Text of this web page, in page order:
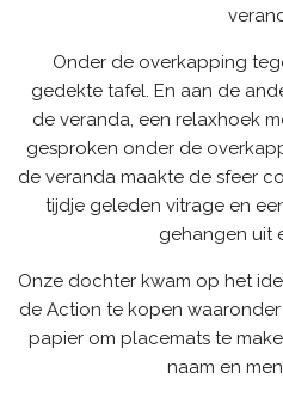
Onder de overkapping
gedekte tafel. En aan de
de veranda, een relaxhoek
gesproken onder de
de veranda maakte de sfeer
tijdje geleden vitrage en
gehangen uit
Onze dochter kwam op het
de Action te kopen
papier om placemats te
naam en